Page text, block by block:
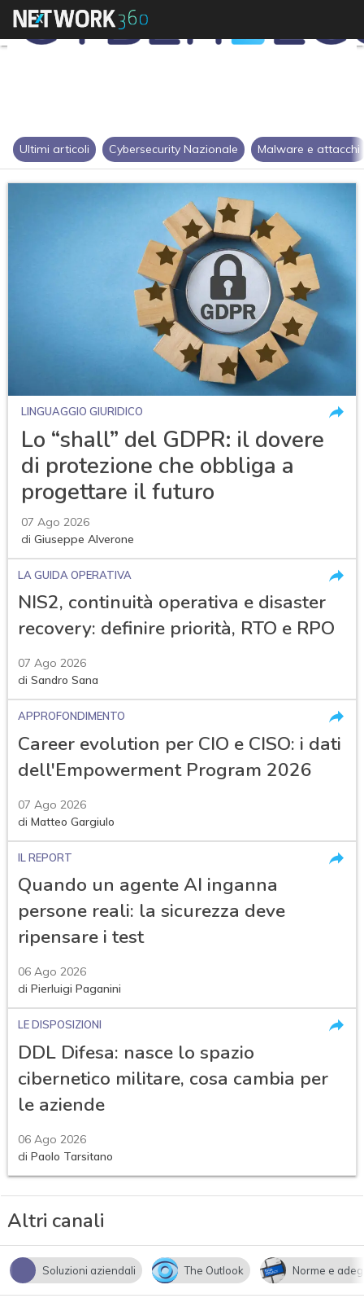
Ultimi articoli Cybersecurity Nazionale Malware e attacchi
LINGUAGGIO GIURIDICO
Lo “shall” del GDPR: il dovere
di protezione che obbliga a
progettare il futuro
07 Ago 2026
diGiuseppe Alverone
LA GUIDA OPERATIVA
NIS2, continuità operativa e disaster
recovery: definire priorità, RTO e RPO
07 Ago 2026
diSandro Sana
APPROFONDIMENTO
Career evolution per CIO e CISO: i dati
dell'Empowerment Program 2026
07 Ago 2026
diMatteo Gargiulo
IL REPORT
Quando un agente AI inganna
persone reali: la sicurezza deve
ripensare i test
06 Ago 2026
diPierluigi Paganini
LE DISPOSIZIONI
DDL Difesa: nasce lo spazio
cibernetico militare, cosa cambia per
le aziende
06 Ago 2026
diPaolo Tarsitano
Altri canali
Soluzioni aziendali The Outlook Norme e